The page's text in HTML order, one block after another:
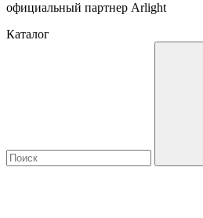
официальный партнер Arlight
Каталог